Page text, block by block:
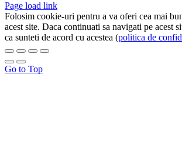
Page load link
Folosim cookie-uri pentru a va oferi cea mai
acest site. Daca continuati sa navigati pe acest
ca sunteti de acord cu acestea (politica de
Go to Top